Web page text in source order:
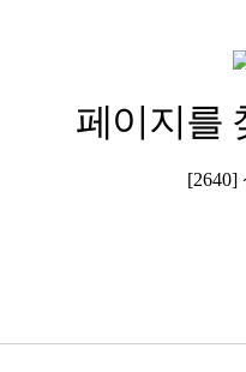
페이지를
[2640]